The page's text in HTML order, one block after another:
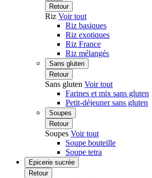
Retour
Riz Voir tout
Riz basiques
Riz exotiques
Riz France
Riz mélangés
Sans gluten
Retour
Sans gluten Voir tout
Farines et mix sans gluten
Petit-déjeuner sans gluten
Soupes
Retour
Soupes Voir tout
Soupe bouteille
Soupe tetra
Epicerie sucrée
Retour